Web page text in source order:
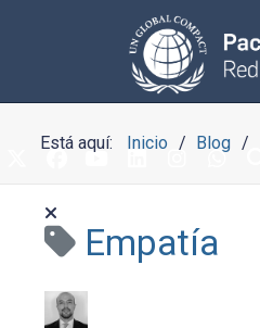
Está aquí: Inicio Blog
Empatía